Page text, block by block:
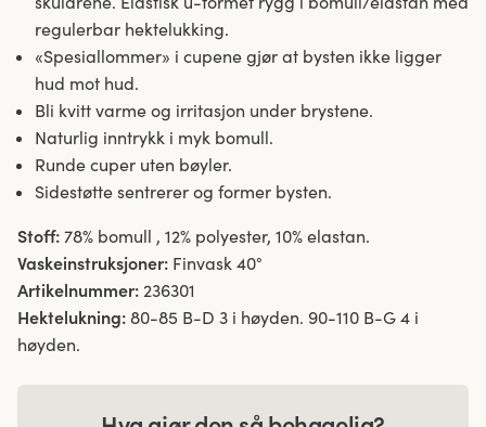
regulerbar hektelukking.
«Spesiallommer» i cupene gjør at bysten ikke ligger
hud mot hud.
Bli kvitt varme og irritasjon under brystene.
Naturlig inntrykk i myk bomull.
Runde cuper uten bøyler.
Sidestøtte sentrerer og former bysten.
Stoff: 78% bomull , 12% polyester, 10% elastan.
Vaskeinstruksjoner: Finvask 40°
Artikelnummer: 236301
Hektelukning: 80-85 B-D 3 i høyden. 90-110 B-G 4 i
høyden.